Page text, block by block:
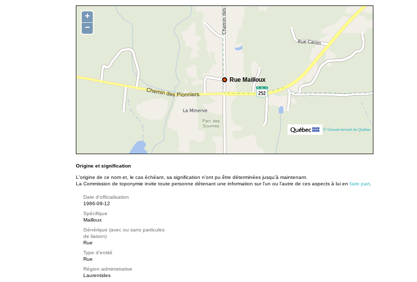
Rue Mailloux
+
−
© Gouvernement du Québec
Origine et signification
L'origine de ce nom et, le cas échéant, sa signification n’ont pu être déterminées jusqu’à maintenant.
La Commission de toponymie invite toute personne détenant une information sur l'un ou l'autre de ces aspects à lui en faire part
Date d'officialisation
1986-09-12
Spécifique
Mailloux
Générique (avec ou sans particules
de liaison)
Rue
Type d'entité
Rue
Région administrative
Laurentides